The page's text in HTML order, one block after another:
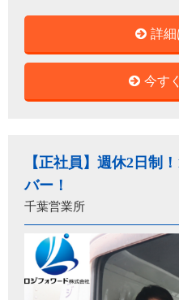
詳細
今す
【正社員】週休2日制
バー！
千葉営業所